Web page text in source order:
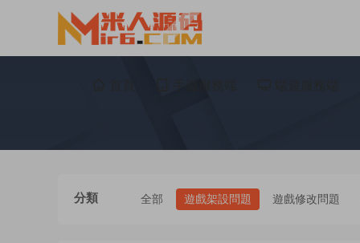
分類 全部 遊戲架設問題 遊戲修改問題